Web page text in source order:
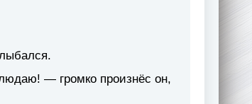
— громко произнёс он,